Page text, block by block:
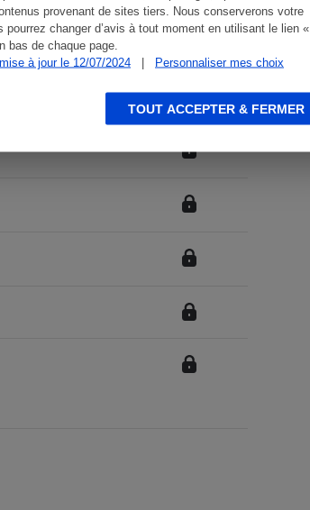
provenant de sites tiers. Nous conserverons votre
pourrez changer d’avis à tout moment en utilisant le lien «
bas de chaque page.
à jour le 12/07/2024
| Personnaliser mes choix
TOUT ACCEPTER & FERMER